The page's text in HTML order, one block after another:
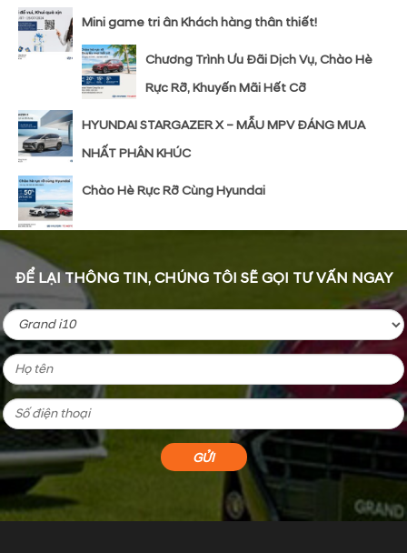
Mini game tri ân Khách hàng thân thiết!
Chương Trình Ưu Đãi Dịch Vụ, Chào Hè
Rực Rỡ, Khuyến Mãi Hết Cỡ
HYUNDAI STARGAZER X – MẪU MPV ĐÁNG MUA
NHẤT PHÂN KHÚC
Chào Hè Rực Rỡ Cùng Hyundai
ĐỂ LẠI THÔNG TIN, CHÚNG TÔI SẼ GỌI TƯ VẤN NGAY